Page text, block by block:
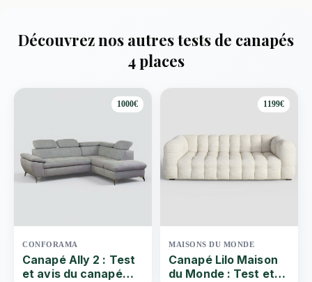
Découvrez nos autres tests de canapés
4 places
1000€
CONFORAMA
Canapé Ally 2 : Test
et avis du canapé
1199€
MAISONS DU MONDE
Canapé Lilo Maison
du Monde : Test et